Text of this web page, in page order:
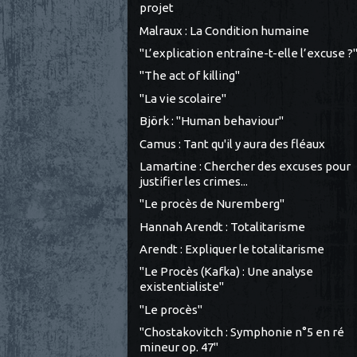
projet
Malraux : La Condition humaine
"L’explication entraîne-t-elle l’excuse ?"
"The act of killing"
"La vie scolaire"
Björk : "Human behaviour"
Camus : Tant qu'il y aura des fléaux
Lamartine : Chercher des excuses pour
justifier les crimes...
"Le procès de Nuremberg"
Hannah Arendt : Totalitarisme
Arendt : Expliquer le totalitarisme
"Le Procès (Kafka) : Une analyse
existentialiste"
"Le procès"
"Chostakovitch : Symphonie n°5 en ré
mineur op. 47"